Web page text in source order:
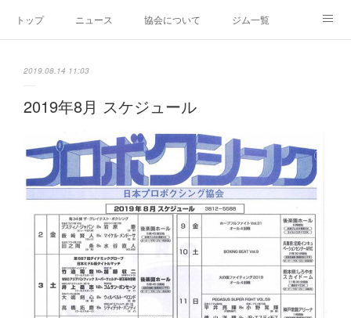
トップ ニュース 協会について ジム一覧
2019.08.14 11:03
2019年8月 スケジュール